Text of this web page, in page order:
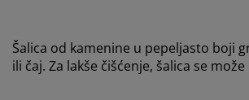
Šalica od kamenine u pepeljasto boji
ili čaj. Za lakše čišćenje, šalica se